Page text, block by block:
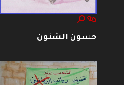
حسون الشنون